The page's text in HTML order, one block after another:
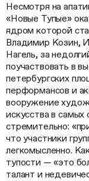
Несмотря на
«Новые Тупые»
ядром которой
Владимир Козин,
Нагель, за
поучаствовать в
петербургских
перформансов и
вооружение
искусства в
стремительно:
что участники
легкомысленно.
тупости — «это
талант и